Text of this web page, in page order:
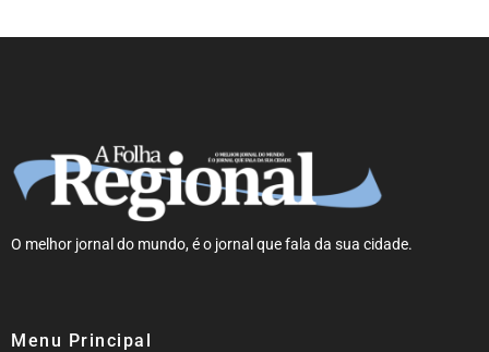
O melhor jornal do mundo, é o jornal que fala da sua cidade.
Menu Principal